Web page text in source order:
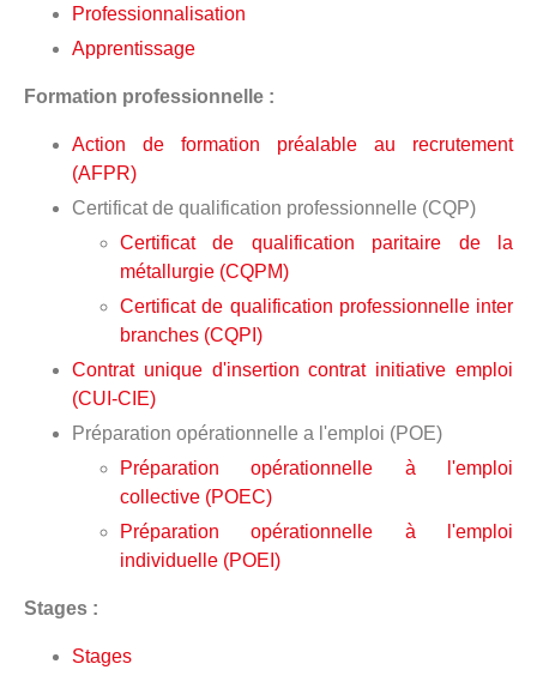
Professionnalisation
Apprentissage
Formation professionnelle :
Action de formation préalable au recrutement
(AFPR)
Certificat de qualification professionnelle (CQP)
Certificat de qualification paritaire de la
métallurgie (CQPM)
Certificat de qualification professionnelle inter
branches (CQPI)
Contrat unique d'insertion contrat initiative emploi
(CUI-CIE)
Préparation opérationnelle a l'emploi (POE)
Préparation opérationnelle à l'emploi
collective (POEC)
Préparation opérationnelle à l'emploi
individuelle (POEI)
Stages :
Stages